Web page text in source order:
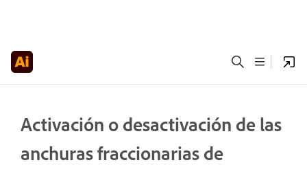
Activación o desactivación de las
anchuras fraccionarias de